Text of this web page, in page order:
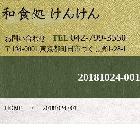
お問い合わせTEL 042-799-3550
〒194-0001 東京都町田市つくし野1-28-1
20181024-001
HOME 20181024-001